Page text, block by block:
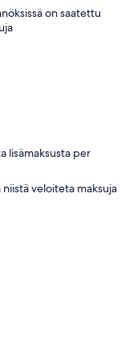
on saatettu
lisämaksusta per
veloiteta maksuja